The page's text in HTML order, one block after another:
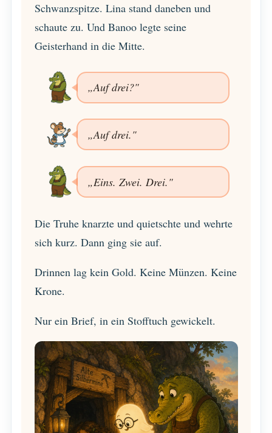
Schwanzspitze. Lina stand daneben und
schaute zu. Und Banoo legte seine
Geisterhand in die Mitte.
„Auf drei?"
„Auf drei."
„Eins. Zwei. Drei."
Die Truhe knarzte und quietschte und wehrte
sich kurz. Dann ging sie auf.
Drinnen lag kein Gold. Keine Münzen. Keine
Krone.
Nur ein Brief, in ein Stofftuch gewickelt.